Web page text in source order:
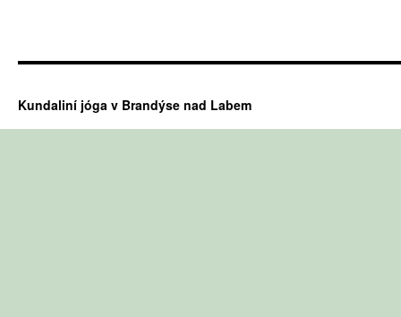
Kundaliní jóga v Brandýse nad Labem